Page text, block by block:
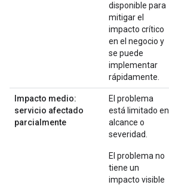
disponible para
mitigar el
impacto crítico
en el negocio y
se puede
implementar
rápidamente.
Impacto medio:
servicio afectado
parcialmente
El problema
está limitado en
alcance o
severidad.
El problema no
tiene un
impacto visible